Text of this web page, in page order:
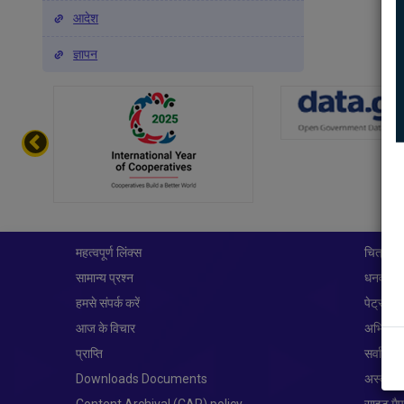
आदेश
ज्ञापन
महत्वपूर्ण लिंक्स
सामान्य प्रश्न
हमसे संपर्क करें
आज के विचार
प्राप्ति
Downloads Documents
चित्र
अस्वीकरण